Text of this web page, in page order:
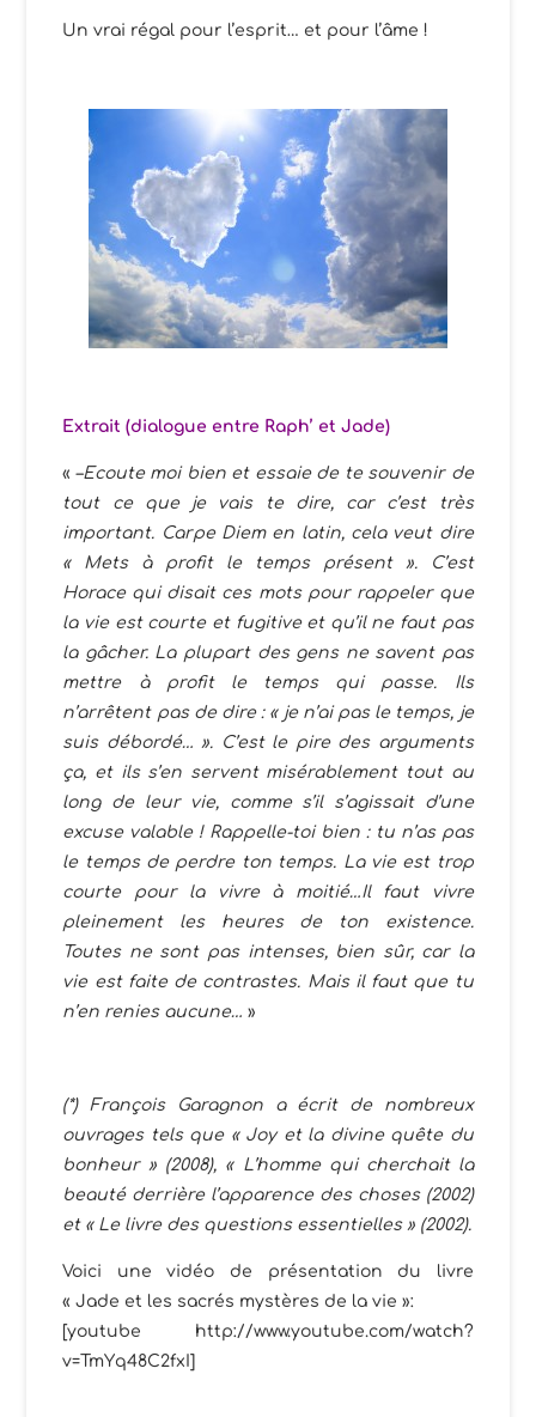
Un vrai régal pour l’esprit… et pour l’âme !
Extrait (dialogue entre Raph’ et Jade)
« –Ecoute moi bien et essaie de te souvenir de
tout ce que je vais te dire, car c’est très
important. Carpe Diem en latin, cela veut dire
« Mets à profit le temps présent ». C’est
Horace qui disait ces mots pour rappeler que
la vie est courte et fugitive et qu’il ne faut pas
la gâcher. La plupart des gens ne savent pas
mettre à profit le temps qui passe. Ils
n’arrêtent pas de dire : « je n’ai pas le temps, je
suis débordé… ». C’est le pire des arguments
ça, et ils s’en servent misérablement tout au
long de leur vie, comme s’il s’agissait d’une
excuse valable ! Rappelle-toi bien : tu n’as pas
le temps de perdre ton temps. La vie est trop
courte pour la vivre à moitié…Il faut vivre
pleinement les heures de ton existence.
Toutes ne sont pas intenses, bien sûr, car la
vie est faite de contrastes. Mais il faut que tu
n’en renies aucune… »
(*) François Garagnon a écrit de nombreux
ouvrages tels que « Joy et la divine quête du
bonheur » (2008), « L’homme qui cherchait la
beauté derrière l’apparence des choses (2002)
et « Le livre des questions essentielles » (2002).
Voici une vidéo de présentation du livre
« Jade et les sacrés mystères de la vie »:
[youtube http://www.youtube.com/watch?
v=TmYq48C2fxI]